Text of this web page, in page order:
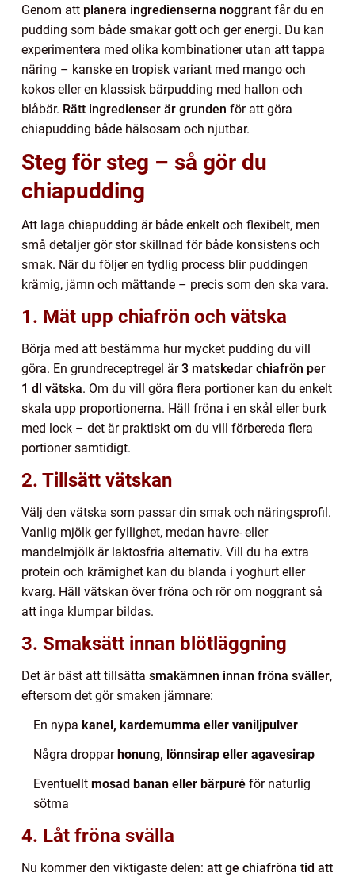
Genom att planera ingredienserna noggrant får du en
pudding som både smakar gott och ger energi. Du kan
experimentera med olika kombinationer utan att tappa
näring – kanske en tropisk variant med mango och
kokos eller en klassisk bärpudding med hallon och
blåbär. Rätt ingredienser är grunden för att göra
chiapudding både hälsosam och njutbar.
Steg för steg – så gör du
chiapudding
Att laga chiapudding är både enkelt och flexibelt, men
små detaljer gör stor skillnad för både konsistens och
smak. När du följer en tydlig process blir puddingen
krämig, jämn och mättande – precis som den ska vara.
1. Mät upp chiafrön och vätska
Börja med att bestämma hur mycket pudding du vill
göra. En grundreceptregel är3 matskedar chiafrön per
1 dl vätska. Om du vill göra flera portioner kan du enkelt
skala upp proportionerna. Häll fröna i en skål eller burk
med lock – det är praktiskt om du vill förbereda flera
portioner samtidigt.
2. Tillsätt vätskan
Välj den vätska som passar din smak och näringsprofil.
Vanlig mjölk ger fyllighet, medan havre- eller
mandelmjölk är laktosfria alternativ. Vill du ha extra
protein och krämighet kan du blanda i yoghurt eller
kvarg. Häll vätskan över fröna och rör om noggrant så
att inga klumpar bildas.
3. Smaksätt innan blötläggning
Det är bäst att tillsätta smakämnen innan fröna sväller,
eftersom det gör smaken jämnare:
En nypa kanel, kardemumma eller vaniljpulver
Några dropparhonung, lönnsirap eller agavesirap
Eventuellt mosad banan eller bärpuré för naturlig
sötma
4. Låt fröna svälla
Nu kommer den viktigaste delen: att ge chiafröna tid att